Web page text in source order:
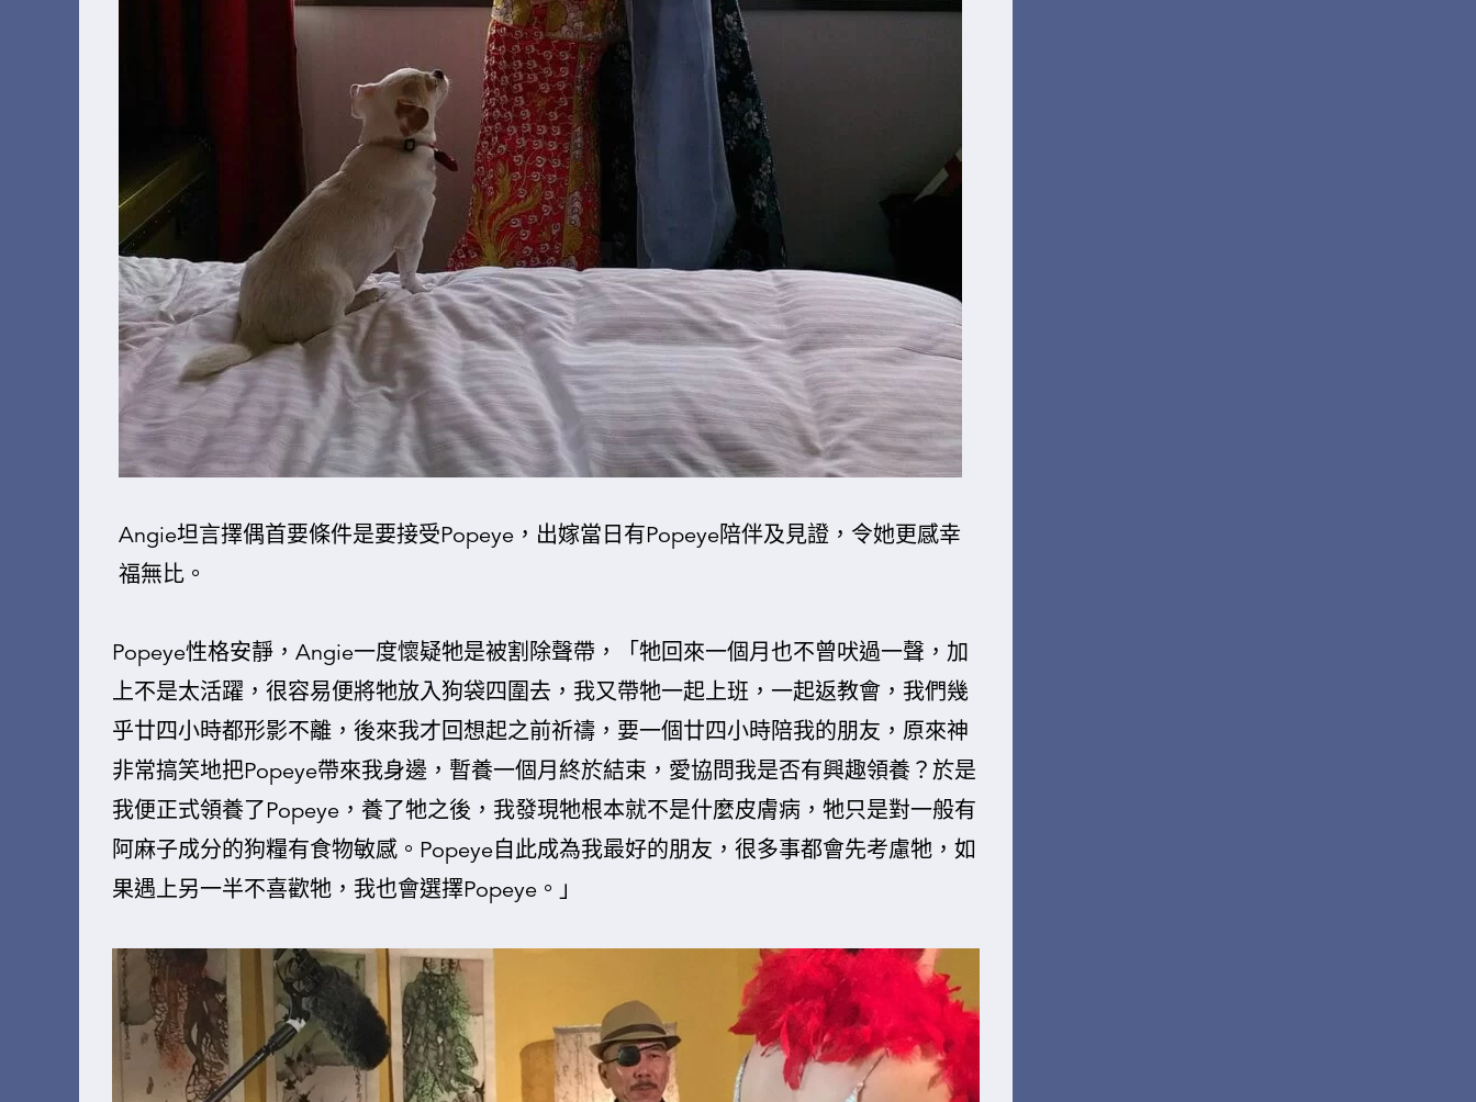
Angie坦言擇偶首要條件是要接受Popeye，出嫁當日有Popeye陪伴及見證，令她更感幸
福無比。
Popeye性格安靜，Angie一度懷疑牠是被割除聲帶，「牠回來一個月也不曾吠過一聲，加
上不是太活躍，很容易便將牠放入狗袋四圍去，我又帶牠一起上班，一起返教會，我們幾
乎廿四小時都形影不離，後來我才回想起之前祈禱，要一個廿四小時陪我的朋友，原來神
非常搞笑地把Popeye帶來我身邊，暫養一個月終於結束，愛協問我是否有興趣領養？於是
我便正式領養了Popeye，養了牠之後，我發現牠根本就不是什麼皮膚病，牠只是對一般有
阿麻子成分的狗糧有食物敏感。Popeye自此成為我最好的朋友，很多事都會先考慮牠，如
果遇上另一半不喜歡牠，我也會選擇Popeye。」